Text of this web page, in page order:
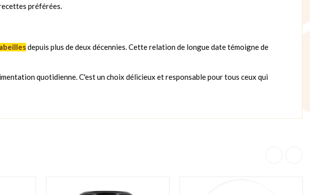
préférées.
abeillesdepuis plus de deux décennies. Cette relation de longue date témoigne de
quotidienne. C'est un choix délicieux et responsable pour tous ceux qui